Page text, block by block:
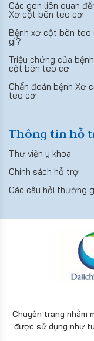
Các gen liên quan
Xơ cột bên teo cơ
Bệnh xơ cột bên teo
gì?
Triệu chứng của
cột bên teo cơ
Chẩn đoán bệnh Xơ
teo cơ
Thông tin hỗ
Thư viện y khoa
Chính sách hỗ trợ
Các câu hỏi thường
Chuyên trang nhằm
được sử dụng như